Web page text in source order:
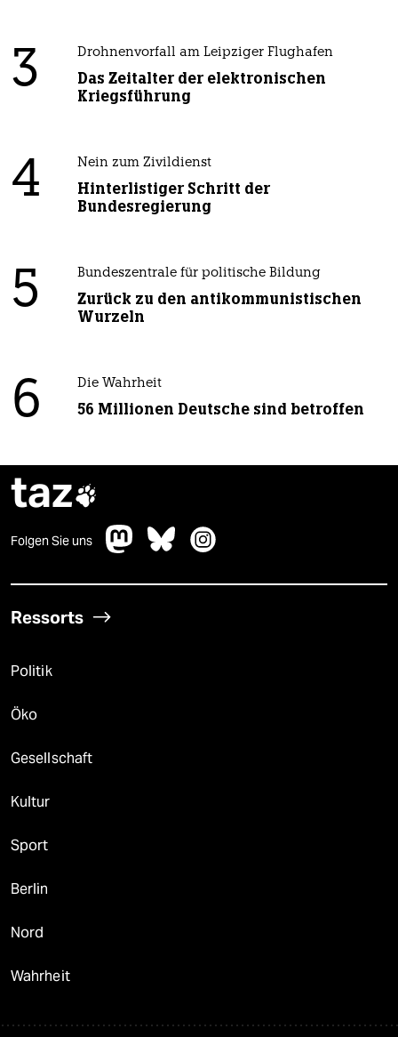
3 Drohnenvorfall am Leipziger Flughafen
Das Zeitalter der elektronischen
Kriegsführung
4 Nein zum Zivildienst
Hinterlistiger Schritt der
Bundesregierung
5 Bundeszentrale für politische Bildung
Zurück zu den antikommunistischen
Wurzeln
6 Die Wahrheit
56 Millionen Deutsche sind betroffen
taz
Folgen Sie uns
Ressorts
Politik
Öko
Gesellschaft
Kultur
Sport
Berlin
Nord
Wahrheit